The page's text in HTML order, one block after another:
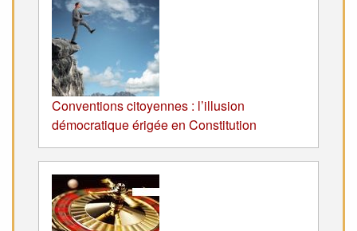
Conventions citoyennes : l’illusion
démocratique érigée en Constitution